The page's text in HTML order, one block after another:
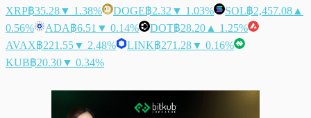
XRP฿35.28▼ 1.38% DOGE฿2.32 ▼ 1.03% SOL฿2,457.08 ▲
0.56%
ADA฿6.51 ▼ 0.14% DOT฿28.20 ▲ 1.25%
AVAX฿221.55▼ 2.48% LINK฿271.28▼ 0.16%
KUB฿20.30▼ 0.34%